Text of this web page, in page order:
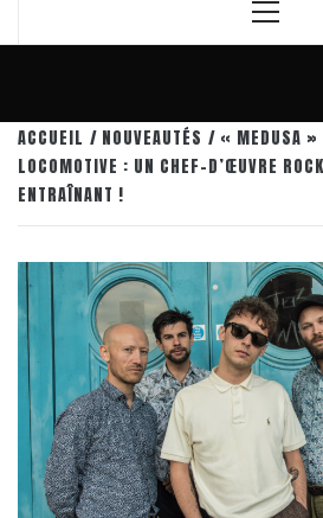
Menu
ACCUEIL NOUVEAUTÉS
« MEDUSA »
LOCOMOTIVE : UN CHEF-D’ŒUVRE
ENTRAÎNANT !